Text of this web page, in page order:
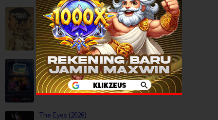
Manila’s Finest (2025)
Action,Crime,Movies,Thriller,Philippines
Storm on Sesame Street (2026)
Animation,Family,Movies,
The Eyes (2026)